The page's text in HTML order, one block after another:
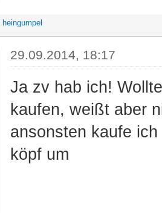
heingumpel
29.09.2014, 18:17
Ja zv hab ich!
kaufen, weißt aber
ansonsten kaufe
köpf um